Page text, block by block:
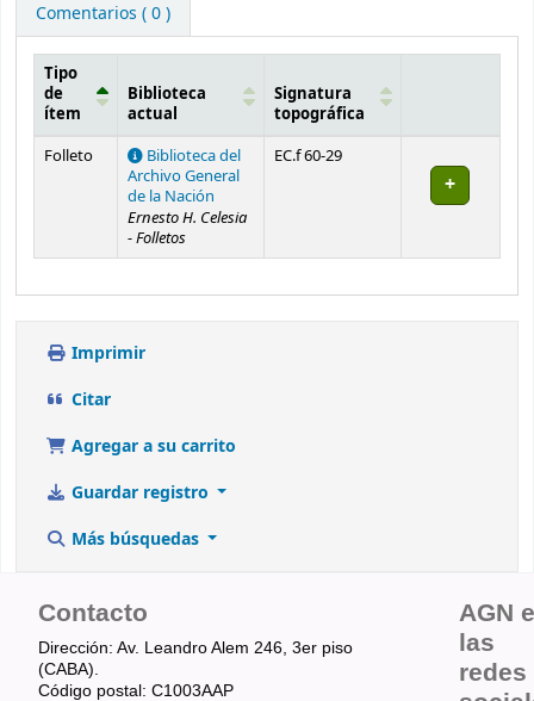
Comentarios ( 0 )
Existencias
Tipo
de
ítem
Biblioteca
actual
Signatura
topográfica
Folleto
Biblioteca del
Archivo General
de la Nación
Ernesto H. Celesia
- Folletos
EC.f 60-29
Imprimir
Citar
Agregar a su carrito
Guardar registro
Más búsquedas
Contacto
Dirección: Av. Leandro Alem 246, 3er piso
(CABA).
Código postal: C1003AAP
AGN
las
redes